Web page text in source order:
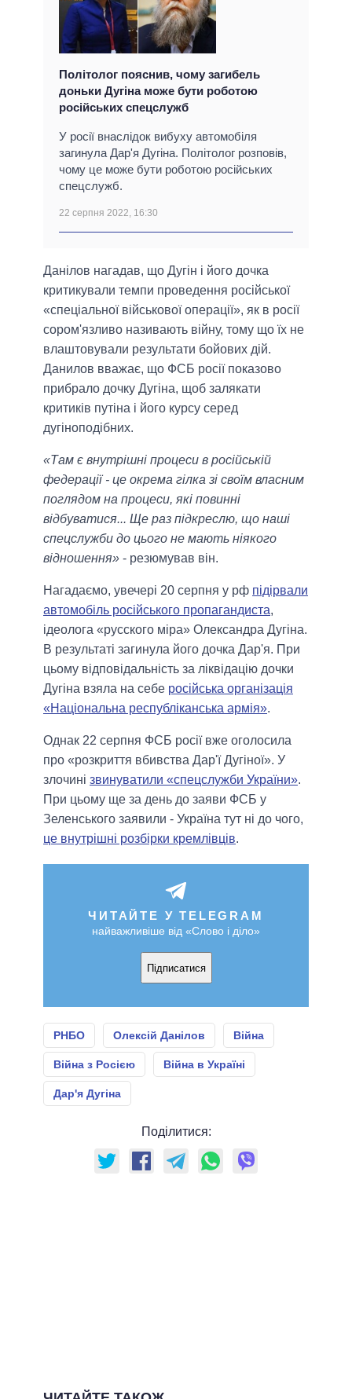
Політолог пояснив, чому загибель
доньки Дугіна може бути роботою
російських спецслужб
У росії внаслідок вибуху автомобіля
загинула Дар'я Дугіна. Політолог розповів,
чому це може бути роботою російських
спецслужб.
22 серпня 2022, 16:30
Данілов нагадав, що Дугін і його дочка
критикували темпи проведення російської
«спеціальної військової операції», як в росії
сором'язливо називають війну, тому що їх не
влаштовували результати бойових дій.
Данилов вважає, що ФСБ росії показово
прибрало дочку Дугіна, щоб залякати
критиків путіна і його курсу серед
дугіноподібних.
«Там є внутрішні процеси в російській
федерації - це окрема гілка зі своїм власним
поглядом на процеси, які повинні
відбуватися... Ще раз підкреслю, що наші
спецслужби до цього не мають ніякого
відношення» - резюмував він.
Нагадаємо, увечері 20 серпня у рф підірвали
автомобіль російського пропагандиста,
ідеолога «русского міра» Олександра Дугіна.
В результаті загинула його дочка Дар'я. При
цьому відповідальність за ліквідацію дочки
Дугіна взяла на себе російська організація
«Національна республіканська армія».
Однак 22 серпня ФСБ росії вже оголосила
про «розкриття вбивства Дар'ї Дугіної». У
злочині звинуватили «спецслужби України».
При цьому ще за день до заяви ФСБ у
Зеленського заявили - Україна тут ні до чого,
це внутрішні розбірки кремлівців.
ЧИТАЙТЕ У TELEGRAM
найважливіше від «Слово і діло»
Підписатися
РНБО Олексій Данілов Війна
Війна з Росією Війна в Україні
Дар'я Дугіна
Поділитися: